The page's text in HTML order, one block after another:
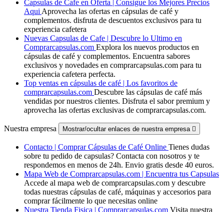
Capsulas de Cafe en Oferta | Consigue los Mejores Precios
Aqui Aprovecha las ofertas en cápsulas de café y
complementos. disfruta de descuentos exclusivos para tu
experiencia cafetera
Nuevas Capsulas de Cafe | Descubre lo Ultimo en
Comprarcapsulas.com Explora los nuevos productos en
cápsulas de café y complementos. Encuentra sabores
exclusivos y novedades en comprarcapsulas.com para tu
experiencia cafetera perfecta.
Top ventas en cápsulas de café | Los favoritos de
comprarcapsulas.com Descubre las cápsulas de café más
vendidas por nuestros clientes. Disfruta el sabor premium y
aprovecha las ofertas exclusivas de comprarcapsulas.com.
Nuestra empresa Mostrar/ocultar enlaces de nuestra empresa 
Contacto | Comprar Cápsulas de Café Online Tienes dudas
sobre tu pedido de capsulas? Contacta con nosotros y te
respondemos en menos de 24h. Envio gratis desde 40 euros.
Mapa Web de Comprarcapsulas.com | Encuentra tus Capsulas
Accede al mapa web de comprarcapsulas.com y descubre
todas nuestras cápsulas de café, máquinas y accesorios para
comprar fácilmente lo que necesitas online
Nuestra Tienda Fisica | Comprarcapsulas.com Visita nuestra